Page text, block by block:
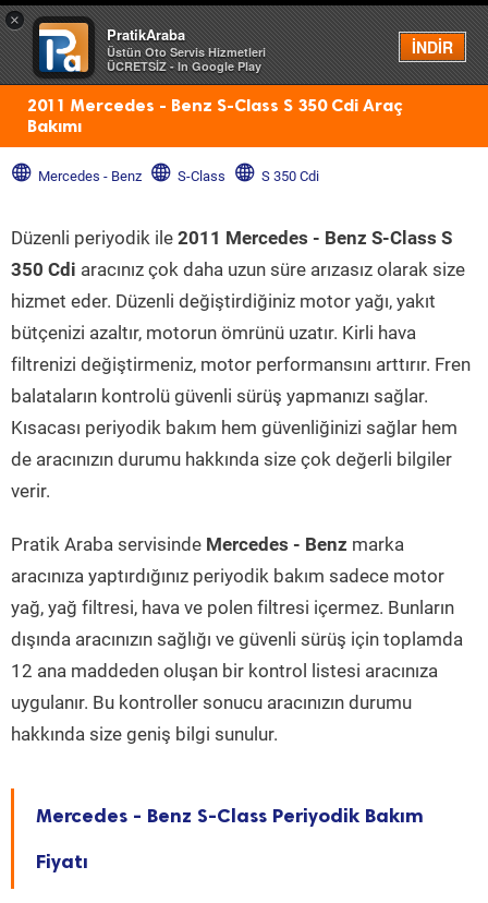
×
PratikAraba
Üstün Oto Servis Hizmetleri
ÜCRETSİZ - In Google Play
İNDİR
Menü
2011 Mercedes - Benz S-Class S 350 Cdi Araç
Bakımı
Mercedes - Benz S-Class S 350 Cdi
Düzenli periyodik ile 2011 Mercedes - Benz S-Class S
350 Cdi aracınız çok daha uzun süre arızasız olarak size
hizmet eder. Düzenli değiştirdiğiniz motor yağı, yakıt
bütçenizi azaltır, motorun ömrünü uzatır. Kirli hava
filtrenizi değiştirmeniz, motor performansını arttırır. Fren
balataların kontrolü güvenli sürüş yapmanızı sağlar.
Kısacası periyodik bakım hem güvenliğinizi sağlar hem
de aracınızın durumu hakkında size çok değerli bilgiler
verir.
Pratik Araba servisinde Mercedes - Benz marka
aracınıza yaptırdığınız periyodik bakım sadece motor
yağ, yağ filtresi, hava ve polen filtresi içermez. Bunların
dışında aracınızın sağlığı ve güvenli sürüş için toplamda
12 ana maddeden oluşan bir kontrol listesi aracınıza
uygulanır. Bu kontroller sonucu aracınızın durumu
hakkında size geniş bilgi sunulur.
Mercedes - Benz S-Class Periyodik Bakım
Fiyatı